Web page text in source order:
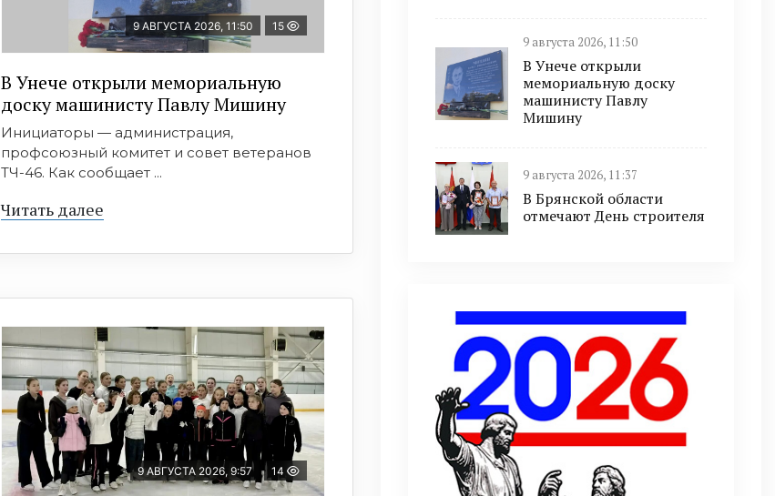
9 АВГУСТА 2026, 11:50 15
В Унече открыли мемориальную
доску машинисту Павлу Мишину
Инициаторы — администрация,
профсоюзный комитет и совет ветеранов
ТЧ-46. Как сообщает ...
Читать далее
9 АВГУСТА 2026, 9:57 14
9 августа 2026, 11:50
В Унече открыли
мемориальную доску
машинисту Павлу
Мишину
9 августа 2026, 11:37
В Брянской области
отмечают День строителя